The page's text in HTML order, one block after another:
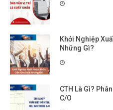
Khởi Nghiệp
Những Gì?
CTH Là Gì?
C/O